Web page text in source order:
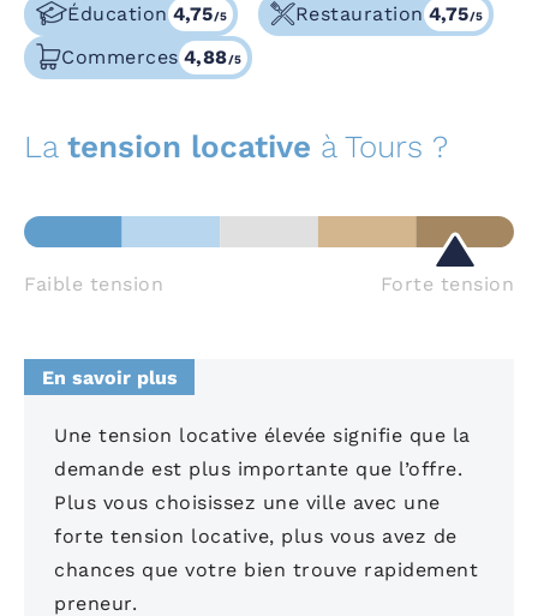
Éducation 4,75/5 Restauration 4,75/5
Commerces 4,88/5
La tension locative à Tours ?
Faible tension Forte tension
En savoir plus
Une tension locative élevée signifie que la
demande est plus importante que l’offre.
Plus vous choisissez une ville avec une
forte tension locative, plus vous avez de
chances que votre bien trouve rapidement
preneur.